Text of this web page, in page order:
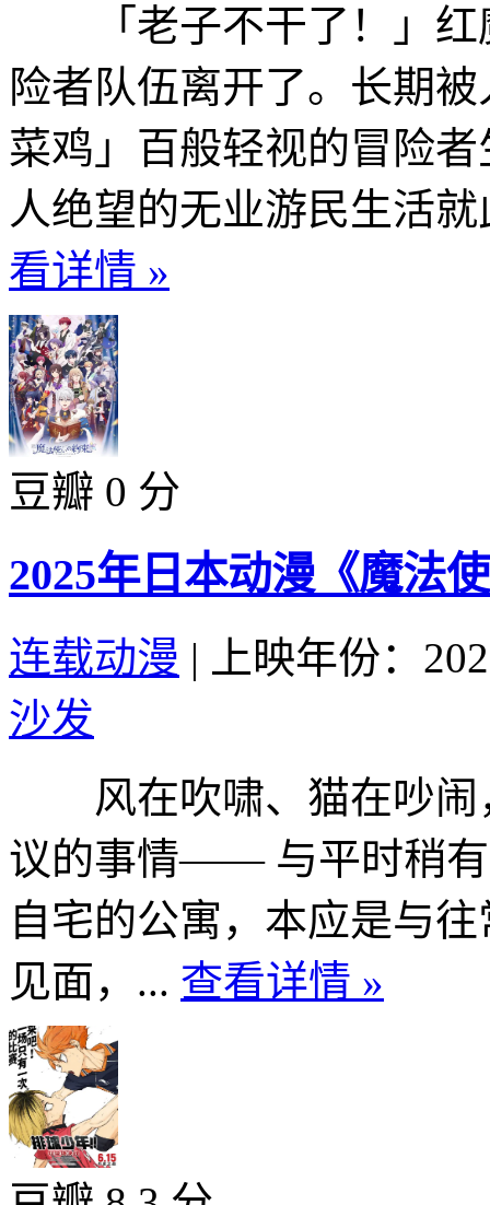
「老子不干了！」红
险者队伍离开了。长期
菜鸡」百般轻视的冒险
人绝望的无业游民生活
看详情 »
豆瓣 0 分
2025年日本动漫《魔法
连载动漫 |
上映年份：
沙发
风在吹啸、猫在吵闹
议的事情—— 与平时稍有
自宅的公寓，本应是与
见面，... 查看详情 »